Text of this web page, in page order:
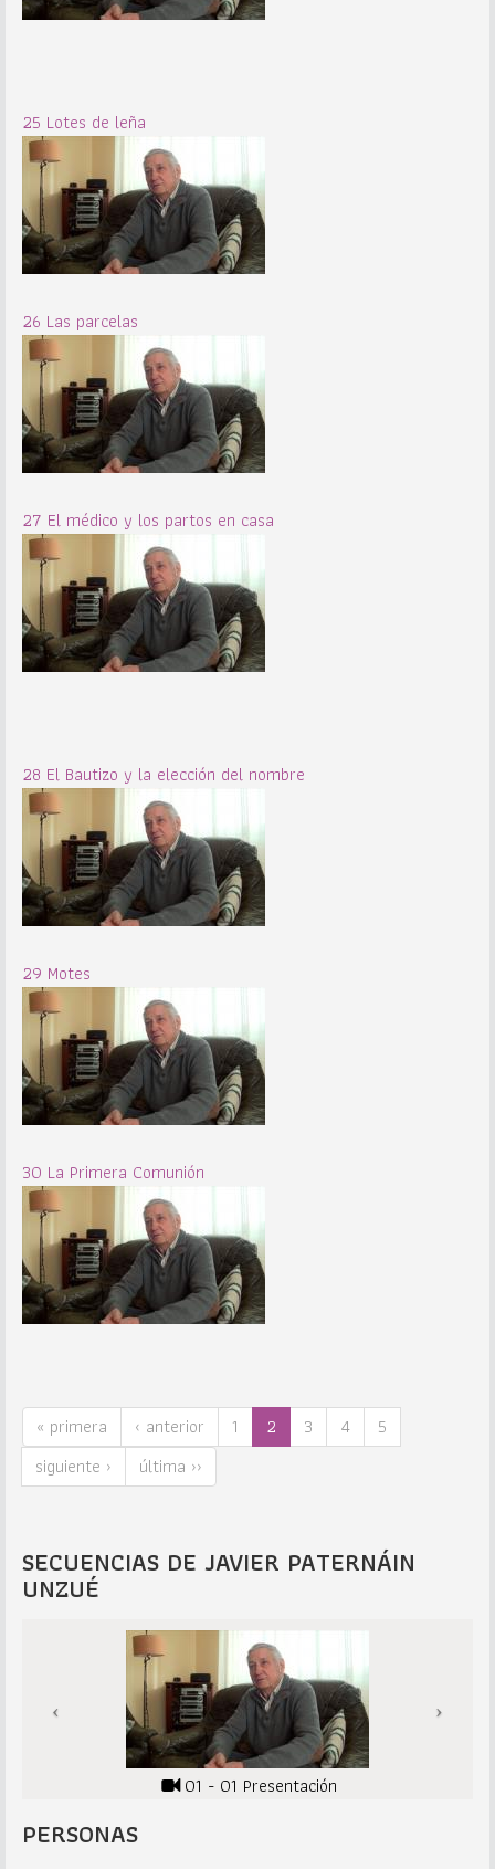
25 Lotes de leña
26 Las parcelas
27 El médico y los partos en casa
28 El Bautizo y la elección del nombre
29 Motes
30 La Primera Comunión
« primera ‹ anterior 1 2 3 4
5
siguiente ›
última ››
SECUENCIAS DE JAVIER PATERNÁIN
UNZUÉ
01 - 01 Presentación
PERSONAS